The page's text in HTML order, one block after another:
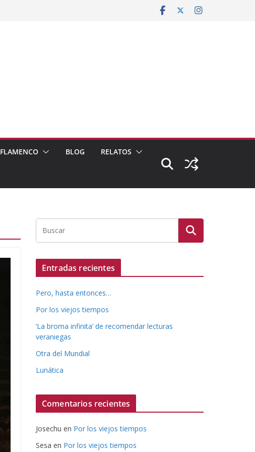
FLAMENCO BLOG RELATOS
Entradas recientes
Pero, hasta entonces…
Por los viejos tiempos
‘La broma infinita’ de recomendar lecturas
veraniegas
Otra del Mundial
Lunática
Comentarios recientes
Josechu en Por los viejos tiempos
Sesa en Por los viejos tiempos